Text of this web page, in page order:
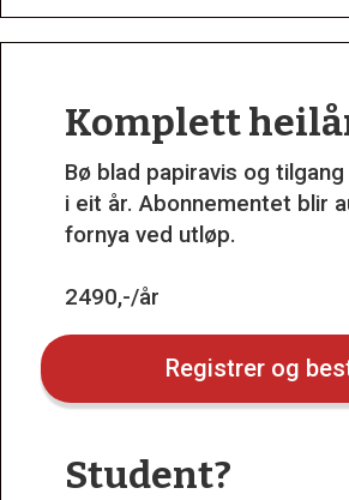
Komplett
Bø blad papiravis og
i eit år. Abonnementet blir
fornya ved utløp.
2490,-/år
Registrer og
Student?